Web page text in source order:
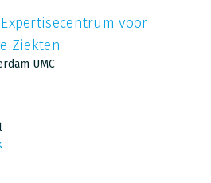
voor
Ziekten
UMC